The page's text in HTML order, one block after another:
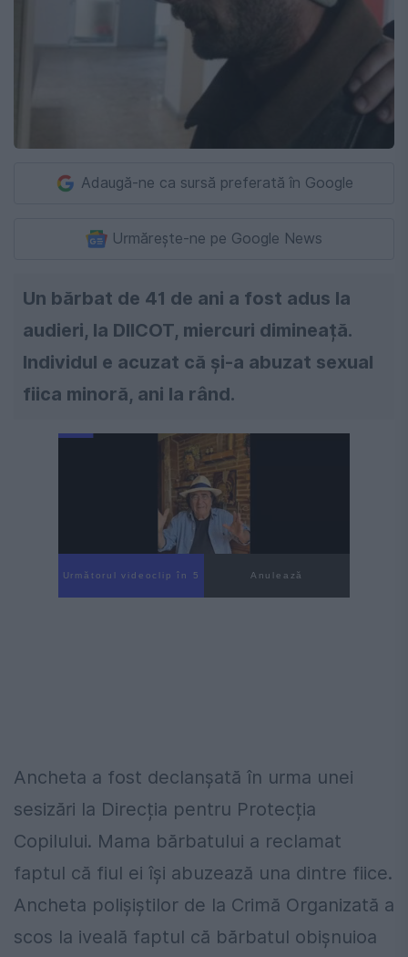
Adaugă-ne ca sursă preferată în Google
Urmărește-ne pe Google News
Un bărbat de 41 de ani a fost adus la
audieri, la DIICOT, miercuri dimineață.
Individul e acuzat că și-a abuzat sexual
fiica minoră, ani la rând.
Următorul videoclip în 4 Anulează
Ancheta a fost declanșată în urma unei
sesizări la Direcția pentru Protecția
Copilului. Mama bărbatului a reclamat
faptul că fiul ei își abuzează una dintre fiice.
Ancheta polișiștilor de la Crimă Organizată a
scos la iveală faptul că bărbatul obișnuioa